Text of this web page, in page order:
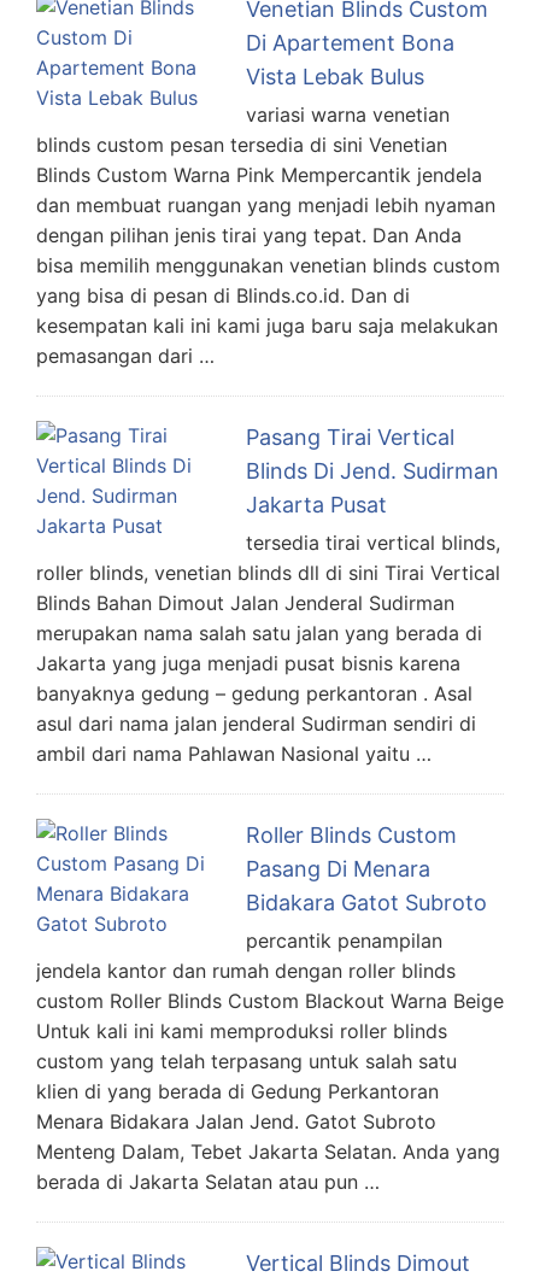
Venetian Blinds Custom
Di Apartement Bona
Vista Lebak Bulus
variasi warna venetian
blinds custom pesan tersedia di sini Venetian
Blinds Custom Warna Pink Mempercantik jendela
dan membuat ruangan yang menjadi lebih nyaman
dengan pilihan jenis tirai yang tepat. Dan Anda
bisa memilih menggunakan venetian blinds custom
yang bisa di pesan di Blinds.co.id. Dan di
kesempatan kali ini kami juga baru saja melakukan
pemasangan dari …
Pasang Tirai Vertical
Blinds Di Jend. Sudirman
Jakarta Pusat
tersedia tirai vertical blinds,
roller blinds, venetian blinds dll di sini Tirai Vertical
Blinds Bahan Dimout Jalan Jenderal Sudirman
merupakan nama salah satu jalan yang berada di
Jakarta yang juga menjadi pusat bisnis karena
banyaknya gedung – gedung perkantoran . Asal
asul dari nama jalan jenderal Sudirman sendiri di
ambil dari nama Pahlawan Nasional yaitu …
Roller Blinds Custom
Pasang Di Menara
Bidakara Gatot Subroto
percantik penampilan
jendela kantor dan rumah dengan roller blinds
custom Roller Blinds Custom Blackout Warna Beige
Untuk kali ini kami memproduksi roller blinds
custom yang telah terpasang untuk salah satu
klien di yang berada di Gedung Perkantoran
Menara Bidakara Jalan Jend. Gatot Subroto
Menteng Dalam, Tebet Jakarta Selatan. Anda yang
berada di Jakarta Selatan atau pun …
Vertical Blinds Dimout